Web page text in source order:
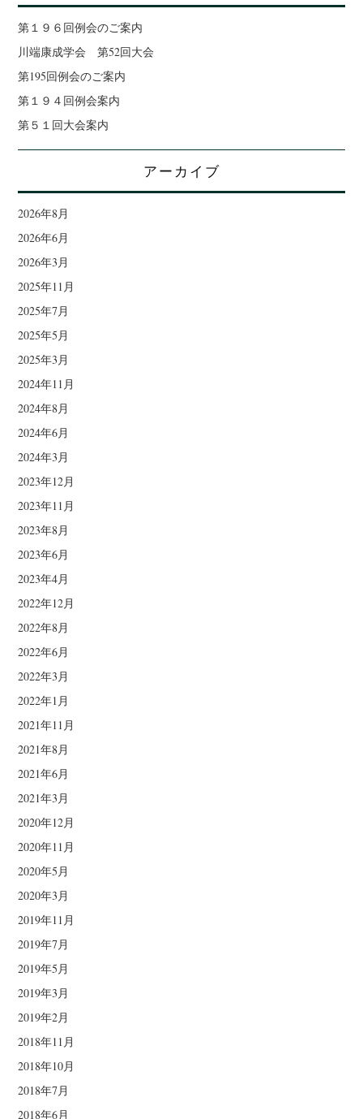
第１９６回例会のご案内
川端康成学会 第52回大会
第195回例会のご案内
第１９４回例会案内
第５１回大会案内
アーカイブ
2026年8月
2026年6月
2026年3月
2025年11月
2025年7月
2025年5月
2025年3月
2024年11月
2024年8月
2024年6月
2024年3月
2023年12月
2023年11月
2023年8月
2023年6月
2023年4月
2022年12月
2022年8月
2022年6月
2022年3月
2022年1月
2021年11月
2021年8月
2021年6月
2021年3月
2020年12月
2020年11月
2020年5月
2020年3月
2019年11月
2019年7月
2019年5月
2019年3月
2019年2月
2018年11月
2018年10月
2018年7月
2018年6月